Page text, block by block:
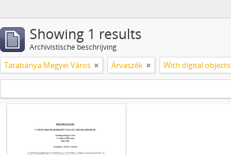
Showing 1 results
Archivistische beschrijving
Tatabánya Megyei Város Árvaszék With digital objects